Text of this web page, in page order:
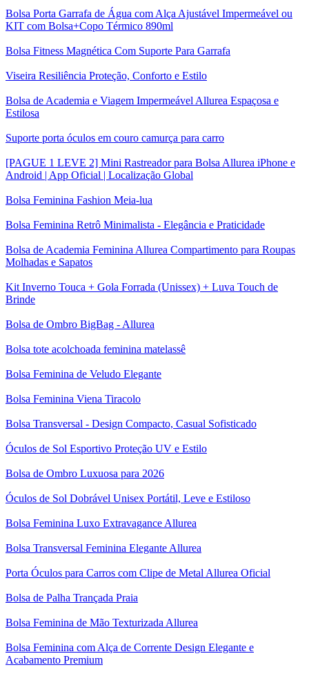
Bolsa Porta Garrafa de Água com Alça Ajustável Impermeável ou
KIT com Bolsa+Copo Térmico 890ml
Bolsa Fitness Magnética Com Suporte Para Garrafa
Viseira Resiliência Proteção, Conforto e Estilo
Bolsa de Academia e Viagem Impermeável Allurea Espaçosa e
Estilosa
Suporte porta óculos em couro camurça para carro
[PAGUE 1 LEVE 2] Mini Rastreador para Bolsa Allurea iPhone e
Android | App Oficial | Localização Global
Bolsa Feminina Fashion Meia-lua
Bolsa Feminina Retrô Minimalista - Elegância e Praticidade
Bolsa de Academia Feminina Allurea Compartimento para Roupas
Molhadas e Sapatos
Kit Inverno Touca + Gola Forrada (Unissex) + Luva Touch de
Brinde
Bolsa de Ombro BigBag - Allurea
Bolsa tote acolchoada feminina matelassê
Bolsa Feminina de Veludo Elegante
Bolsa Feminina Viena Tiracolo
Bolsa Transversal - Design Compacto, Casual Sofisticado
Óculos de Sol Esportivo Proteção UV e Estilo
Bolsa de Ombro Luxuosa para 2026
Óculos de Sol Dobrável Unisex Portátil, Leve e Estiloso
Bolsa Feminina Luxo Extravagance Allurea
Bolsa Transversal Feminina Elegante Allurea
Porta Óculos para Carros com Clipe de Metal Allurea Oficial
Bolsa de Palha Trançada Praia
Bolsa Feminina de Mão Texturizada Allurea
Bolsa Feminina com Alça de Corrente Design Elegante e
Acabamento Premium